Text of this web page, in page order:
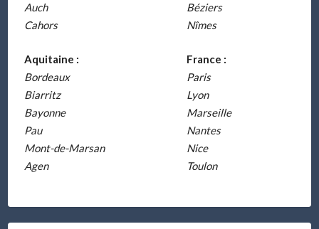
Auch
Cahors
Béziers
Nîmes
Aquitaine :
Bordeaux
Biarritz
Bayonne
Pau
Mont-de-Marsan
Agen
France :
Paris
Lyon
Marseille
Nantes
Nice
Toulon